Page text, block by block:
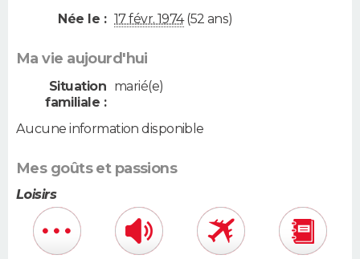
Née le : 17 févr. 1974(52 ans)
Ma vie aujourd'hui
Situation
familiale :
marié(e)
Aucune information disponible
Mes goûts et passions
Loisirs